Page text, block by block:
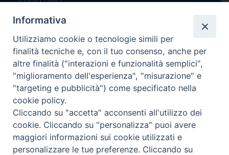
Giorni ed Orari Apertura Uffici:
Lunedì e Mercoledì ore 09:00 – 13:00
Uffici Matrimoni:
Lunedì e Mercoledì ore 09:30 – 12:30
seguici su
Channel
Informativa Privacy
COPYRIGHT © 2013-2025
Informativa
Utilizziamo cookie o tecnologie simili per
finalità tecniche e, con il tuo consenso, anche per
altre finalità ("interazioni e funzionalità semplici",
"miglioramento dell'esperienza", "misurazione" e
"targeting e pubblicità") come specificato nella
cookie policy.
Cliccando su "accetta" acconsenti all'utilizzo dei
cookie. Cliccando su "personalizza" puoi avere
maggiori informazioni sui cookie utilizzati e
personalizzare le tue preferenze. Cliccando su